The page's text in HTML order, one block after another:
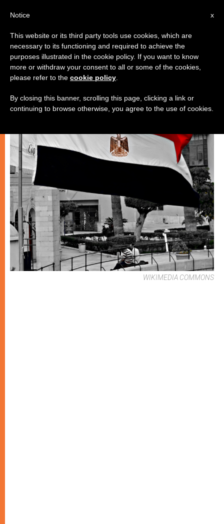
CHIESE LOCALI
WIKIMEDIA COMMONS
x
Notice
This website or its third party tools use cookies, which are
necessary to its functioning and required to achieve the
purposes illustrated in the cookie policy. If you want to know
more or withdraw your consent to all or some of the cookies,
please refer to the cookie policy
By closing this banner, scrolling this page, clicking a link or
continuing to browse otherwise, you agree to the use of cookies.